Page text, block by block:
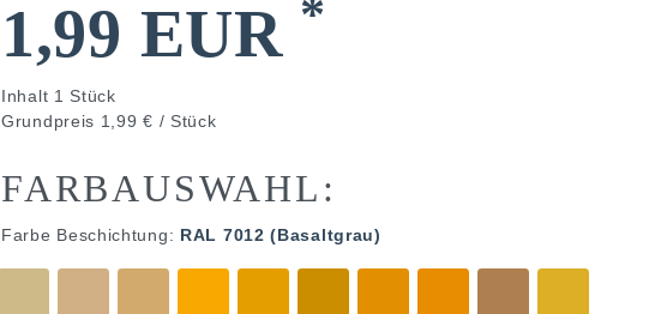
1,99 EUR *
Inhalt 1 Stück
Grundpreis 1,99 € / Stück
FARBAUSWAHL:
Farbe Beschichtung: RAL 7012 (Basaltgrau)